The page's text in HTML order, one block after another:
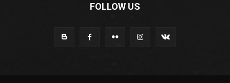
FOLLOW US